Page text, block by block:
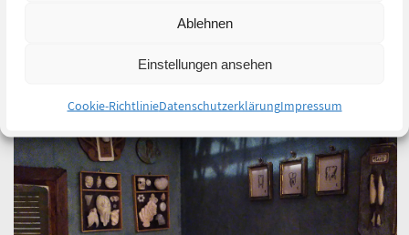
Ablehnen
Einstellungen ansehen
Cookie-RichtlinieDatenschutzerklärungImpressum